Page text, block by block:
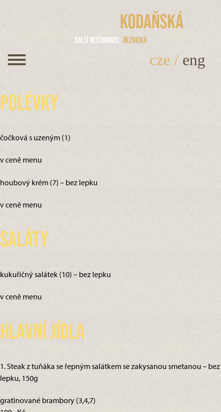
Kodaňská
Další restaurace Řeznická
cze / eng
Polévky
čočková s uzeným (1)
v ceně menu
houbový krém (7) – bez lepku
v ceně menu
Saláty
kukuřičný salátek (10) – bez lepku
v ceně menu
Hlavní jídla
1. Steak z tuňáka se řepným salátkem se zakysanou smetanou – bez
lepku, 150g
gratinované brambory (3,4,7)